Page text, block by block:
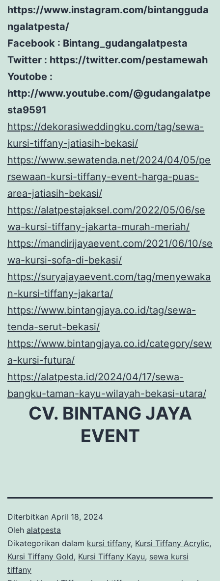
https://www.instagram.com/bintangguda
ngalatpesta/
Facebook : Bintang_gudangalatpesta
Twitter : https://twitter.com/pestamewah
Youtobe :
http://www.youtube.com/@gudangalatpe
sta9591
https://dekorasiweddingku.com/tag/sewa-
kursi-tiffany-jatiasih-bekasi/
https://www.sewatenda.net/2024/04/05/pe
rsewaan-kursi-tiffany-event-harga-puas-
area-jatiasih-bekasi/
https://alatpestajaksel.com/2022/05/06/se
wa-kursi-tiffany-jakarta-murah-meriah/
https://mandirijayaevent.com/2021/06/10/se
wa-kursi-sofa-di-bekasi/
https://suryajayaevent.com/tag/menyewaka
n-kursi-tiffany-jakarta/
https://www.bintangjaya.co.id/tag/sewa-
tenda-serut-bekasi/
https://www.bintangjaya.co.id/category/sew
a-kursi-futura/
https://alatpesta.id/2024/04/17/sewa-
bangku-taman-kayu-wilayah-bekasi-utara/
CV. BINTANG JAYA
EVENT
Diterbitkan April 18, 2024
Oleh alatpesta
Dikategorikan dalam kursi tiffany, Kursi Tiffany Acrylic,
Kursi Tiffany Gold, Kursi Tiffany Kayu, sewa kursi
tiffany